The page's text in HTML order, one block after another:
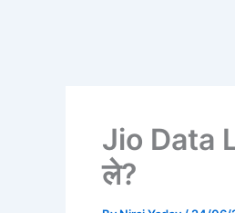
Jio Data
ले?